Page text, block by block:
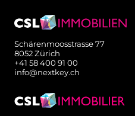
Schärenmoosstrasse 77
8052 Zürich
+41 58 400 91 00
info@nextkey.ch